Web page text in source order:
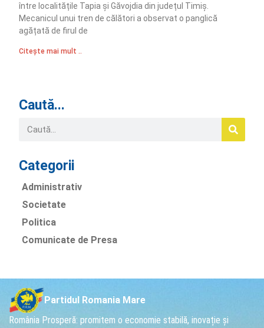
între localitățile Tapia și Găvojdia din județul Timiș.
Mecanicul unui tren de călători a observat o panglică
agățată de firul de
Citește mai mult ..
Caută...
Categorii
Administrativ
Societate
Politica
Comunicate de Presa
Partidul Romania Mare
România Prosperă: promitem o economie stabilă, inovație și